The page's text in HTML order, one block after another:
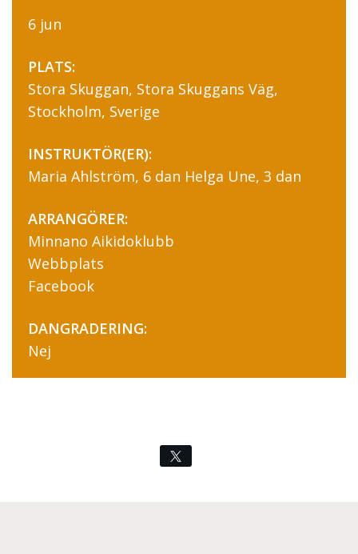
6 jun
PLATS:
Stora Skuggan, Stora Skuggans Väg,
Stockholm, Sverige
INSTRUKTÖR(ER):
Maria Ahlström, 6 dan Helga Une, 3 dan
ARRANGÖRER:
Minnano Aikidoklubb
Webbplats
Facebook
DANGRADERING:
Nej